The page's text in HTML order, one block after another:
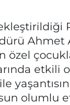
Ahmet
özel
etkili
olumlu